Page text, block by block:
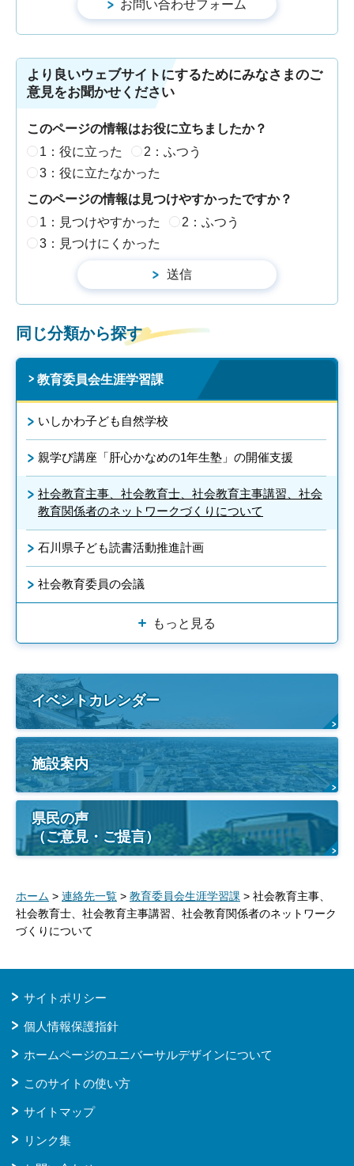
より良いウェブサイトにするためにみなさまのご
意見をお聞かせください
このページの情報はお役に立ちましたか？
1：役に立った
2：ふつう
3：役に立たなかった
このページの情報は見つけやすかったですか？
1：見つけやすかった
2：ふつう
3：見つけにくかった
同じ分類から探す
教育委員会生涯学習課
いしかわ子ども自然学校
親学び講座「肝心かなめの1年生塾」の開催支援
社会教育主事、社会教育士、社会教育主事講習、社会
教育関係者のネットワークづくりについて
石川県子ども読書活動推進計画
社会教育委員の会議
もっと見る
イベントカレンダー
施設案内
県民の声
（ご意見・ご提言）
ホーム > 連絡先一覧 > 教育委員会生涯学習課 > 社会教育主事、
社会教育士、社会教育主事講習、社会教育関係者のネットワーク
づくりについて
サイトポリシー
個人情報保護指針
ホームページのユニバーサルデザインについて
このサイトの使い方
サイトマップ
リンク集